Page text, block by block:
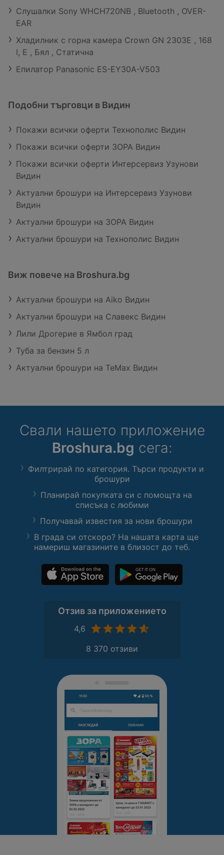
Слушалки Sony WHCH720NB , Bluetooth , OVER-
EAR
Хладилник с горна камера Crown GN 2303E , 168
l, E , Бял , Статична
Епилатор Panasonic ES-EY30A-V503
Подобни търговци в Видин
Покажи всички оферти Технополис Видин
Покажи всички оферти ЗОРА Видин
Покажи всички оферти Интерсервиз Узунови
Видин
Актуални брошури на Интерсервиз Узунови
Видин
Актуални брошури на ЗОРА Видин
Актуални брошури на Технополис Видин
Виж повече на Broshura.bg
Актуални брошури на Aiko Видин
Актуални брошури на Славекс Видин
Лили Дрогерие в Ямбол град
Туба за бензин 5 л
Актуални брошури на TeMax Видин
Свали нашето приложение
Broshura.bg сега:
Филтрирай по категория. Търси продукти и
брошури
Планирай покупката си с помощта на
списъка с любими
Получавай известия за нови брошури
В града си отскоро? На нашата карта ще
намериш магазините в близост до теб.
Отзив за приложението
4,6
8 370 отзиви